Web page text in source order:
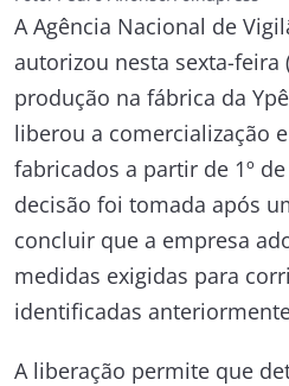
A Agência Nacional de
autorizou nesta sexta-feira
produção na fábrica da Ypê
liberou a comercialização
fabricados a partir de 1º
decisão foi tomada após
concluir que a empresa
medidas exigidas para
identificadas
A liberação permite que